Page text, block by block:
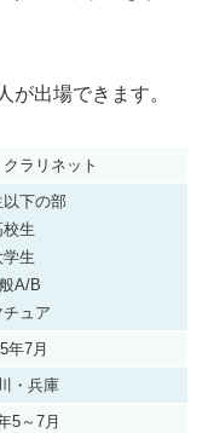
が出場できます。
ラリネット
以下の部
校生
学生
A/B
チュア
年7月
・兵庫
5～7月